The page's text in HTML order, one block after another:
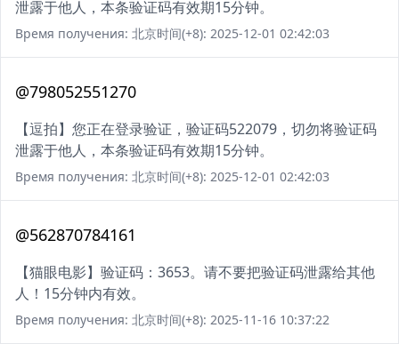
泄露于他人，本条验证码有效期15分钟。
Время получения: 北京时间(+8): 2025-12-01 02:42:03
@798052551270
【逗拍】您正在登录验证，验证码522079，切勿将验证码
泄露于他人，本条验证码有效期15分钟。
Время получения: 北京时间(+8): 2025-12-01 02:42:03
@562870784161
【猫眼电影】验证码：3653。请不要把验证码泄露给其他
人！15分钟内有效。
Время получения: 北京时间(+8): 2025-11-16 10:37:22